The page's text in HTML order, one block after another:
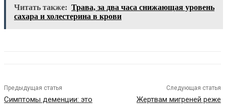
Читать также: Трава, за два часа снижающая уровень
сахара и холестерина в крови
Предыдущая статья
Симптомы деменции: это
Следующая статья
Жертвам мигреней реже